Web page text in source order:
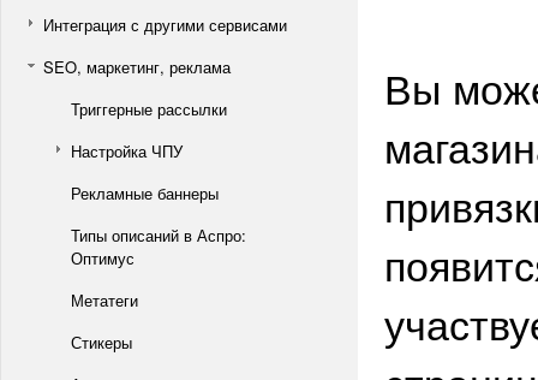
Интеграция с другими сервисами
SEO, маркетинг, реклама
Триггерные рассылки
Настройка ЧПУ
Рекламные баннеры
Типы описаний в Аспро:
Оптимус
Метатеги
Стикеры
Вы